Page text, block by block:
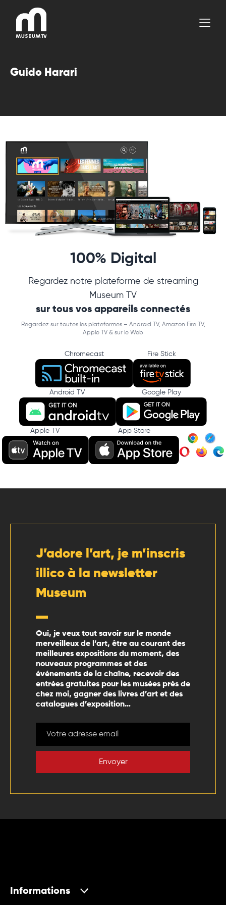
contenu
Guido Harari
100% Digital
Regardez notre plateforme de streaming
Museum TV
sur tous vos appareils connectés
Regardez sur toutes les plateformes – Android TV, Amazon Fire TV,
Apple TV & sur le Web
Chromecast Fire Stick
Android TV Google Play
Apple TV App Store
J’adore l’art, je m’inscris
illico à la newsletter
Museum
Oui, je veux tout savoir sur le monde
merveilleux de l’art, être au courant des
meilleures expositions du moment, des
nouveaux programmes et des
événements de la chaîne, recevoir des
entrées gratuites pour les musées près de
chez moi, gagner des livres d’art et des
catalogues d’exposition…
Envoyer
Informations